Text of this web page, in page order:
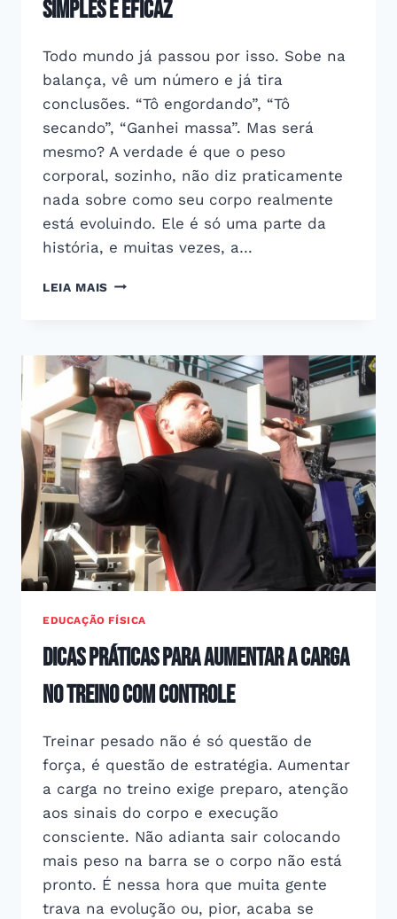
simples e eficaz
Todo mundo já passou por isso. Sobe na
balança, vê um número e já tira
conclusões. “Tô engordando”, “Tô
secando”, “Ganhei massa”. Mas será
mesmo? A verdade é que o peso
corporal, sozinho, não diz praticamente
nada sobre como seu corpo realmente
está evoluindo. Ele é só uma parte da
história, e muitas vezes, a…
LEIA MAIS COMO
DE
FORMA
SIMPLES
E
EFICAZ
EDUCAÇÃO FÍSICA
Dicas práticas para aumentar a carga
no treino com controle
Treinar pesado não é só questão de
força, é questão de estratégia. Aumentar
a carga no treino exige preparo, atenção
aos sinais do corpo e execução
consciente. Não adianta sair colocando
mais peso na barra se o corpo não está
pronto. É nessa hora que muita gente
trava na evolução ou, pior, acaba se